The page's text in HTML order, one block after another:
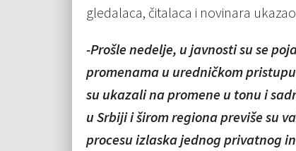
gledalaca, čitalaca i novinara
-Prošle nedelje, u javnosti su se
promenama u uredničkom
su ukazali na promene u tonu i
u Srbiji i širom regiona previše su
procesu izlaska jednog privatnog